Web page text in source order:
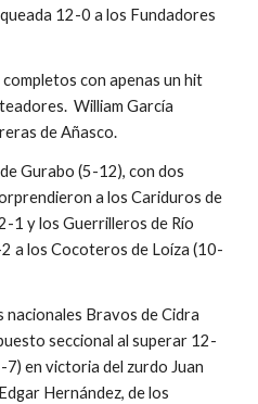
12-0 a los Fundadores
con apenas un hit
William García
de Añasco.
Gurabo (5-12), con dos
a los Cariduros de
1 y los Guerrilleros de Río
a los Cocoteros de Loíza (10-
nacionales Bravos de Cidra
seccional al superar 12-
en victoria del zurdo Juan
Hernández, de los